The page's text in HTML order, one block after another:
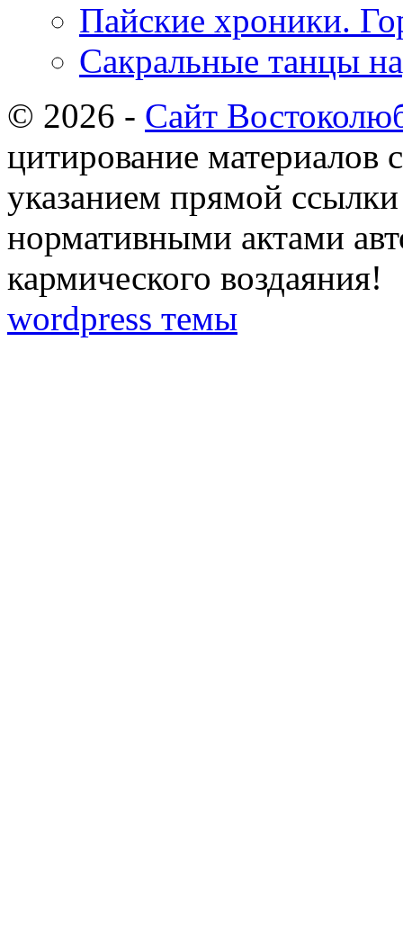
Пайские хроники.
Сакральные танцы
© 2026 - Сайт
цитирование материалов
указанием прямой
нормативными актами
кармического воздаяния!
wordpress темы